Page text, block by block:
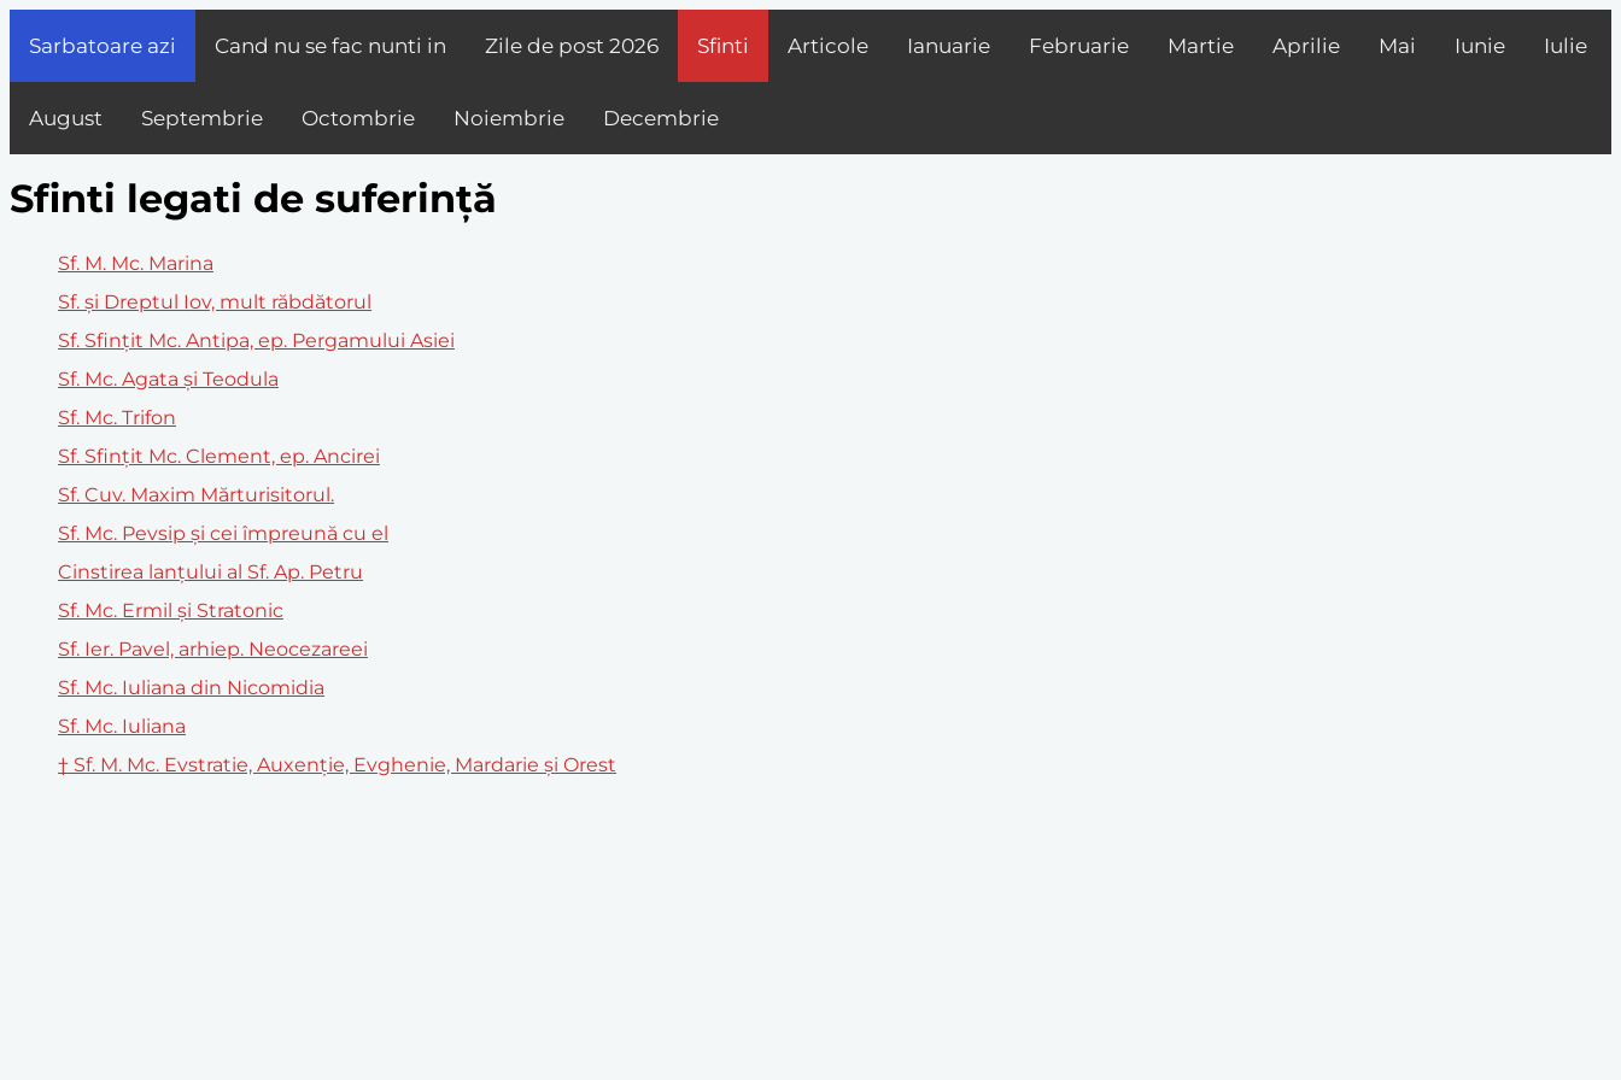
Sarbatoare azi Cand nu se fac nunti in Zile de post 2026 Sfinti Articole Ianuarie Februarie Martie Aprilie Mai Iunie Iulie
August Septembrie Octombrie Noiembrie Decembrie
Sfinti legati de suferință
Sf. M. Mc. Marina
Sf. și Dreptul Iov, mult răbdătorul
Sf. Sfințit Mc. Antipa, ep. Pergamului Asiei
Sf. Mc. Agata și Teodula
Sf. Mc. Trifon
Sf. Sfințit Mc. Clement, ep. Ancirei
Sf. Cuv. Maxim Mărturisitorul.
Sf. Mc. Pevsip şi cei împreună cu el
Cinstirea lanţului al Sf. Ap. Petru
Sf. Mc. Ermil şi Stratonic
Sf. Ier. Pavel, arhiep. Neocezareei
Sf. Mc. Iuliana din Nicomidia
Sf. Mc. Iuliana
† Sf. M. Mc. Evstratie, Auxenţie, Evghenie, Mardarie şi Orest